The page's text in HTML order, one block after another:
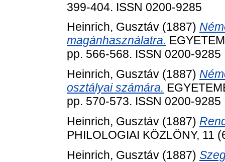
399-404. ISSN 0200-9285
Heinrich, Gusztáv (1887)
magánhasználatra.
pp. 566-568. ISSN 0200-9285
Heinrich, Gusztáv (1887)
osztályai számára.
pp. 570-573. ISSN 0200-9285
Heinrich, Gusztáv (1887)
PHILOLOGIAI KÖZLÖNY, 11
Heinrich, Gusztáv (1887)